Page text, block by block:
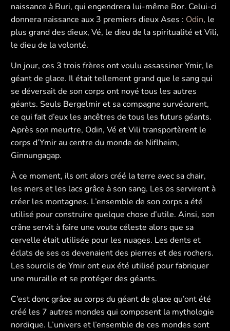
naissance à Buri, qui engendrera lui-même Bor. Celui-ci
donnera naissance aux 3 premiers dieux Ases : Odin, le
plus grand des dieux, Vé, le dieu de la spiritualité et Vili,
le dieu de la volonté.
Un jour, ces 3 trois frères ont voulu assassiner Ymir, le
géant de glace. Il était tellement grand que le sang qui
se déversait de son corps ont noyé tous les autres
géants. Seuls Bergelmir et sa compagne survécurent,
ce qui fait d’eux les ancêtres de tous les futurs géants.
Après son meurtre, Odin, Vé et Vili transportèrent le
corps d’Ymir au centre du monde de Niflheim,
Ginnungagap.
À ce moment, ils ont alors créé la terre avec sa chair,
les mers et les lacs grâce à son sang. Les os servirent à
créer les montagnes. L’ensemble de son corps a été
utilisé pour construire quelque chose d’utile. Ainsi, son
crâne servit à faire une voute céleste alors que sa
cervelle était utilisée pour les nuages. Les dents et
éclats de ses os devenaient des pierres et des rochers.
Les sourcils de Ymir ont eux été utilisé pour fabriquer
une muraille et se protéger des géants.
C’est donc grâce au corps du géant de glace qu’ont été
créé les 7 autres mondes qui composent la mythologie
nordique. L’univers et l’ensemble de ces mondes sont